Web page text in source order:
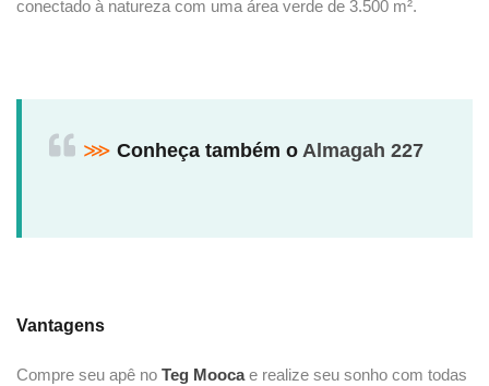
conectado à natureza com uma área verde de 3.500 m².
⋙ Conheça também o Almagah 227
Vantagens
Compre seu apê no Teg Moocae realize seu sonho com todas